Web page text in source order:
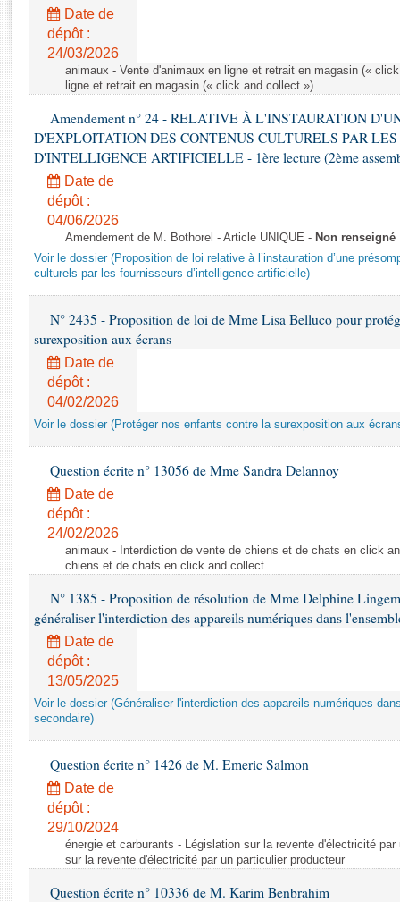
Rapports législatifs
Rapports sur l'application des lois
Baromètre de l’application des lois
Dossiers législatifs
Budget et sécurité sociale
Questions écrites et orales
Comptes rendus des débats
Date de
dépôt :
24/03/2026
animaux - Vente d'animaux en ligne et retrait en magasin («
ligne et retrait en magasin (« click and collect »)
Amendement n° 24 - RELATIVE À L'INSTAURATION
D'EXPLOITATION DES CONTENUS CULTURELS PAR LES
D'INTELLIGENCE ARTIFICIELLE - 1ère lecture (2ème
Date de
dépôt :
04/06/2026
Amendement de M. Bothorel - Article UNIQUE - Non renseigné
Voir le dossier (Proposition de loi relative à l’instauration d’une
culturels par les fournisseurs d’intelligence artificielle)
N° 2435 - Proposition de loi de Mme Lisa Belluco pour
surexposition aux écrans
Date de
dépôt :
04/02/2026
Voir le dossier (Protéger nos enfants contre la surexposition aux
Question écrite n° 13056 de Mme Sandra Delannoy
Date de
dépôt :
24/02/2026
animaux - Interdiction de vente de chiens et de chats en click
chiens et de chats en click and collect
N° 1385 - Proposition de résolution de Mme Delphine
généraliser l'interdiction des appareils numériques dans
Date de
dépôt :
13/05/2025
Voir le dossier (Généraliser l'interdiction des appareils numériques
secondaire)
Question écrite n° 1426 de M. Emeric Salmon
Date de
dépôt :
29/10/2024
énergie et carburants - Législation sur la revente d'électricité
sur la revente d'électricité par un particulier producteur
Question écrite n° 10336 de M. Karim Benbrahim